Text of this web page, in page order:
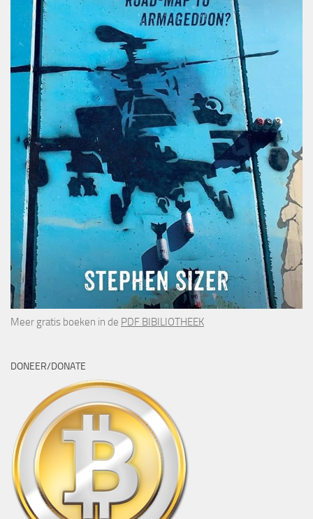
Meer gratis boeken in de PDF BIBILIOTHEEK
DONEER/DONATE